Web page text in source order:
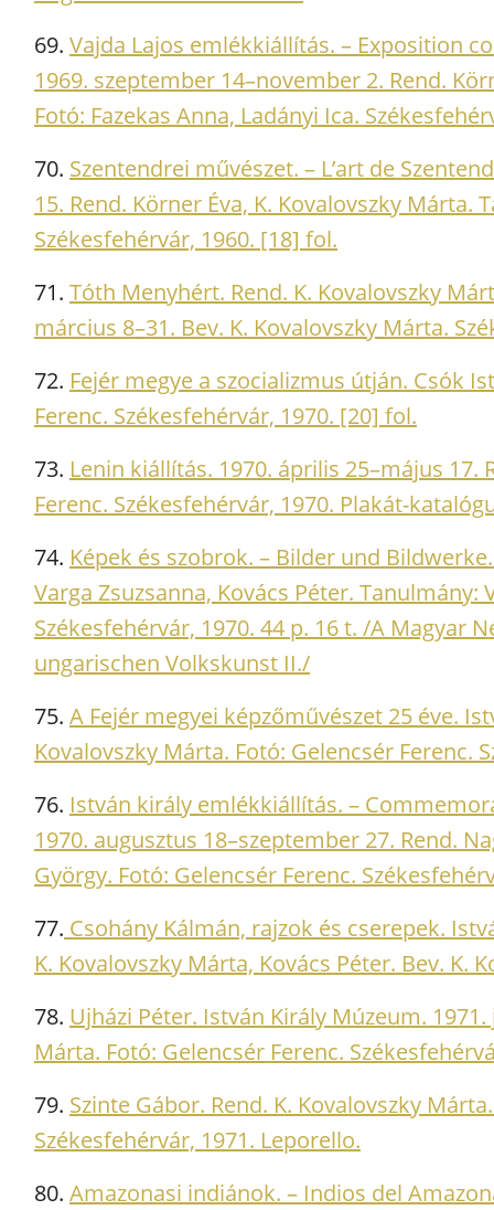
69. Vajda Lajos emlékkiállítás. – Exposition
1969. szeptember 14–november 2. Rend.
Fotó: Fazekas Anna, Ladányi Ica.
70. Szentendrei művészet. – L’art de
15. Rend. Körner Éva, K. Kovalovszky Márta.
Székesfehérvár, 1960. [18] fol.
71. Tóth Menyhért. Rend. K. Kovalovszky
március 8–31. Bev. K. Kovalovszky Márta.
72. Fejér megye a szocializmus útján. Csók
Ferenc. Székesfehérvár, 1970. [20] fol.
73. Lenin kiállítás. 1970. április 25–május 17.
Ferenc. Székesfehérvár, 1970. Plakát-
74. Képek és szobrok. – Bilder und
Varga Zsuzsanna, Kovács Péter. Tanulmány:
Székesfehérvár, 1970. 44 p. 16 t. /A Magyar
ungarischen Volkskunst II./
75. A Fejér megyei képzőművészet 25 éve.
Kovalovszky Márta. Fotó: Gelencsér Ferenc.
76. István király emlékkiállítás. –
1970. augusztus 18–szeptember 27. Rend.
György. Fotó: Gelencsér Ferenc.
77. Csohány Kálmán, rajzok és cserepek.
K. Kovalovszky Márta, Kovács Péter. Bev. K.
78. Ujházi Péter. István Király Múzeum.
Márta. Fotó: Gelencsér Ferenc.
79. Szinte Gábor. Rend. K. Kovalovszky
Székesfehérvár, 1971. Leporello.
80. Amazonasi indiánok. – Indios del